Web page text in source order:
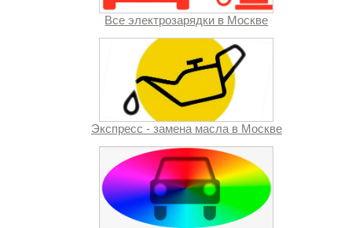
Все электрозарядки в Москве
Экспресс - замена масла в Москве